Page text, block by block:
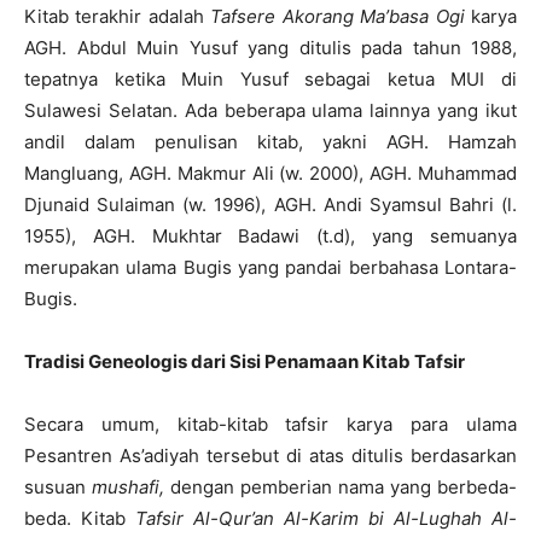
Kitab terakhir adalah Tafsere Akorang Ma’basa Ogi karya
AGH. Abdul Muin Yusuf yang ditulis pada tahun 1988,
tepatnya ketika Muin Yusuf sebagai ketua MUI di
Sulawesi Selatan. Ada beberapa ulama lainnya yang ikut
andil dalam penulisan kitab, yakni AGH. Hamzah
Mangluang, AGH. Makmur Ali (w. 2000), AGH. Muhammad
Djunaid Sulaiman (w. 1996), AGH. Andi Syamsul Bahri (l.
1955), AGH. Mukhtar Badawi (t.d), yang semuanya
merupakan ulama Bugis yang pandai berbahasa Lontara-
Bugis.
Tradisi Geneologis dari Sisi Penamaan Kitab Tafsir
Secara umum, kitab-kitab tafsir karya para ulama
Pesantren As’adiyah tersebut di atas ditulis berdasarkan
susuan mushafi, dengan pemberian nama yang berbeda-
beda. Kitab Tafsir Al-Qur’an Al-Karim bi Al-Lughah Al-